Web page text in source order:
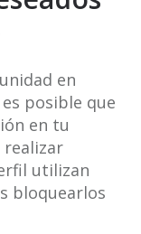
en
posible que
en tu
realizar
utilizan
bloquearlos